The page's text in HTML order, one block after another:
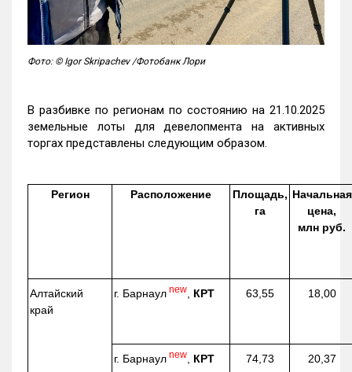
Фото: © Igor Skripachev /Фотобанк Лори
В разбивке по регионам по состоянию на 21.10.2025
земельные лоты для девелопмента на активных
торгах представлены следующим образом.
Регион Расположение
Площадь,
га
Начальная
цена,
млн руб.
Алтайский
край
г. Барнаул new КРТ 63,55 18,00
г. Барнаул new КРТ 74,73 20,37